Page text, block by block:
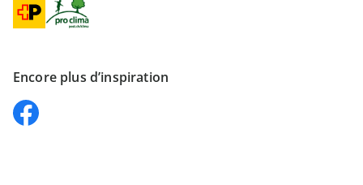
Encore plus d’inspiration